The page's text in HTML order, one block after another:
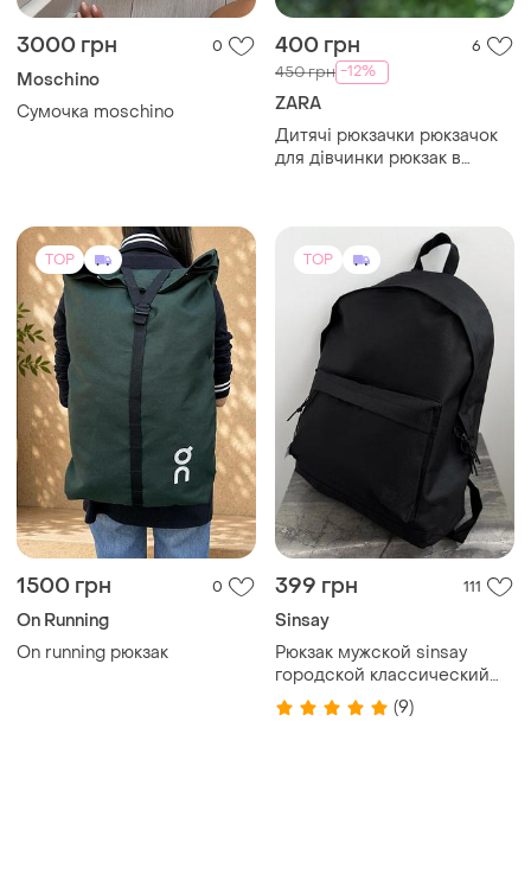
для дівчинки рюкзак в
садочок в садок
TOP
1500 грн 0
On Running
On running рюкзак
399 грн 111
Sinsay
Рюкзак мужской sinsay
городской классический
унисекс черный новый
(9)